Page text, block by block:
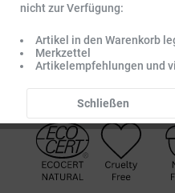
nicht zur Verfügung:
Artikel in den Warenkorb
Merkzettel
Artikelempfehlungen und
Schließen